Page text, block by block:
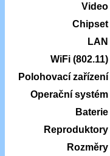
Video
Chipset
LAN
WiFi (802.11)
Polohovací zařízení
Operační systém
Baterie
Reproduktory
Rozměry